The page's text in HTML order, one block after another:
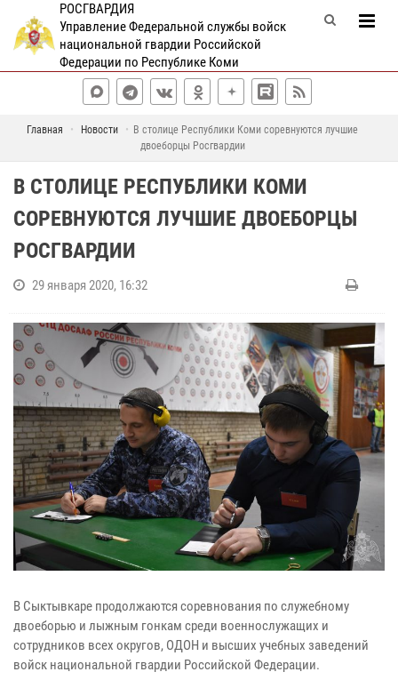
РОСГВАРДИЯ
Управление Федеральной службы войск
национальной гвардии Российской
Федерации по Республике Коми
Главная Новости
В столице Республики Коми соревнуются лучшие
двоеборцы Росгвардии
В СТОЛИЦЕ РЕСПУБЛИКИ КОМИ
СОРЕВНУЮТСЯ ЛУЧШИЕ ДВОЕБОРЦЫ
РОСГВАРДИИ
29 января 2020, 16:32
В Сыктывкаре продолжаются соревнования по служебному
двоеборью и лыжным гонкам среди военнослужащих и
сотрудников всех округов, ОДОН и высших учебных заведений
войск национальной гвардии Российской Федерации.